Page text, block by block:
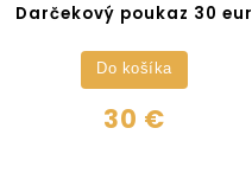
Darčekový poukaz 30 eur
30 €
Do košíka